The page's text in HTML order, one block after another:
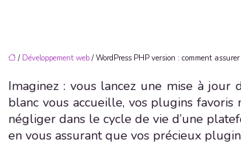
/ Développement web / WordPress PHP version : comment
Imaginez : vous lancez une mise à
blanc vous accueille, vos plugins
négliger dans le cycle de vie d’une
en vous assurant que vos précieux